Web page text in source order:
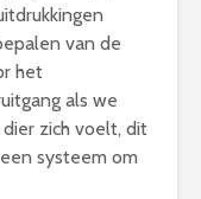
van de
het
als we
zich voelt, dit
systeem om